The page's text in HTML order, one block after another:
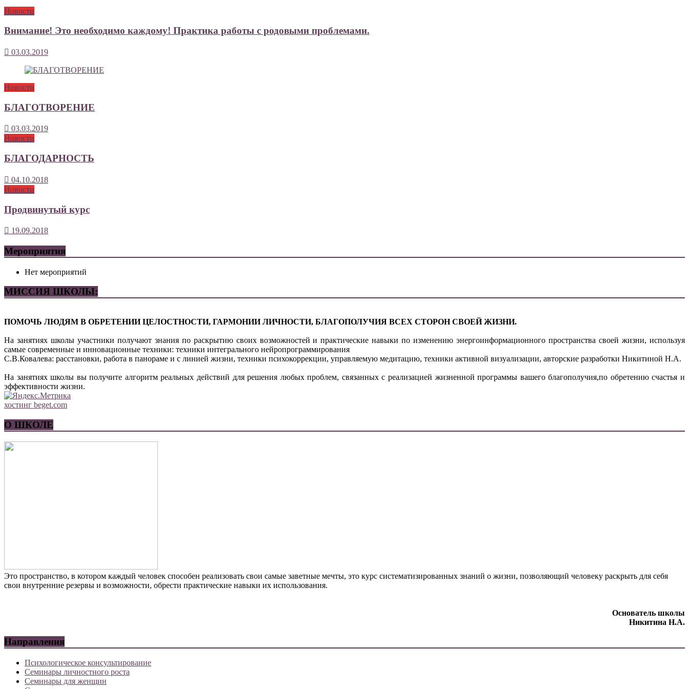
Новости
Внимание! Это необходимо каждому! Практика работы с родовыми проблемами.
03.03.2019
Новости
БЛАГОТВОРЕНИЕ
03.03.2019
Новости
БЛАГОДАРНОСТЬ
04.10.2018
Новости
Продвинутый курс
19.09.2018
Мероприятия
Нет мероприятий
МИССИЯ ШКОЛЫ:
ПОМОЧЬ ЛЮДЯМ В ОБРЕТЕНИИ ЦЕЛОСТНОСТИ, ГАРМОНИИ ЛИЧНОСТИ, БЛАГОПОЛУЧИЯ ВСЕХ СТОРОН СВОЕЙ ЖИЗНИ.
На занятиях школы участники получают знания по раскрытию своих возможностей и практические навыки по изменению энергоинформационного пространства своей жизни, используя
самые современные и инновационные техники: техники интегрального нейропрограммирования
С.В.Ковалева: расстановки, работа в панораме и с линией жизни, техники психокоррекции, управляемую медитацию, техники активной визуализации, авторские разработки Никитиной Н.А.
На занятиях школы вы получите алгоритм реальных действий для решения любых проблем, связанных с реализацией жизненной программы вашего благополучия,по обретению счастья и
эффективности жизни.
хостинг beget.com
О ШКОЛЕ
Это пространство, в котором каждый человек способен реализовать свои самые заветные мечты, это курс систематизированных знаний о жизни, позволяющий человеку раскрыть для себя
свои внутренние резервы и возможности, обрести практические навыки их использования.
Основатель школы
Никитина Н.А.
Направления
Психологическое консультирование
Семинары личностного роста
Семинары для женщин